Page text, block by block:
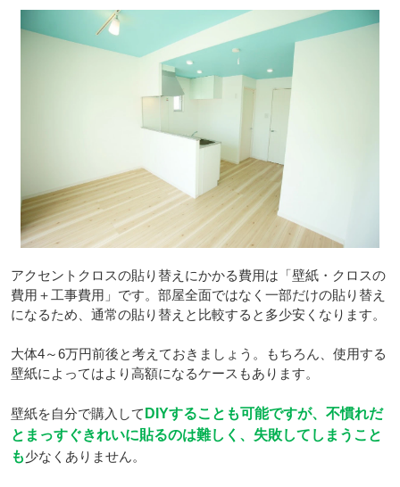
アクセントクロスの貼り替えにかかる費用は「壁紙・クロスの
費用＋工事費用」です。部屋全面ではなく一部だけの貼り替え
になるため、通常の貼り替えと比較すると多少安くなります。
大体4～6万円前後と考えておきましょう。もちろん、使用する
壁紙によってはより高額になるケースもあります。
壁紙を自分で購入して DIYすることも可能ですが、不慣れだ
とまっすぐきれいに貼るのは難しく、失敗してしまうこと
も少なくありません。